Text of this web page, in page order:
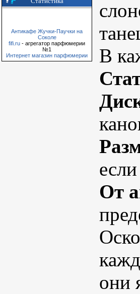
Антикафе Жучки-Паучки на
Соколе
fifi.ru - агрегатор парфюмерии
№1
Интернет магазин парфюмерии
В
От
они